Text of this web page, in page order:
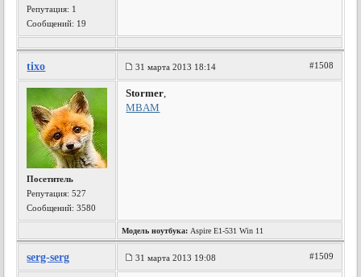
Репутация: 1
Сообщений: 19
tixo 31 марта 2013 18:14 #1508
Посетитель
Репутация:527
Сообщений: 3580
Stormer,
MBAM
Модель ноутбука: Aspire E1-531 Win 11
serg-serg 31 марта 2013 19:08 #1509